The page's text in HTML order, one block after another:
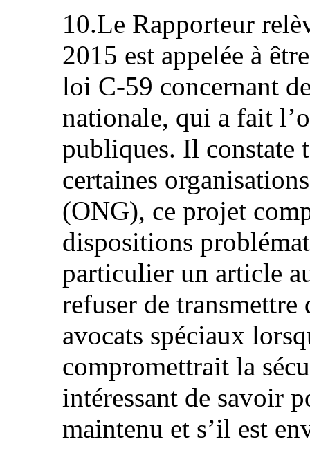
10.Le Rapporteur
2015 est appelée à
loi C-59 concernant
nationale, qui a fait
publiques. Il constate
certaines
(ONG), ce projet
dispositions
particulier un article
refuser de transmettre
avocats spéciaux
compromettrait la
intéressant de savoir
maintenu et s’il est